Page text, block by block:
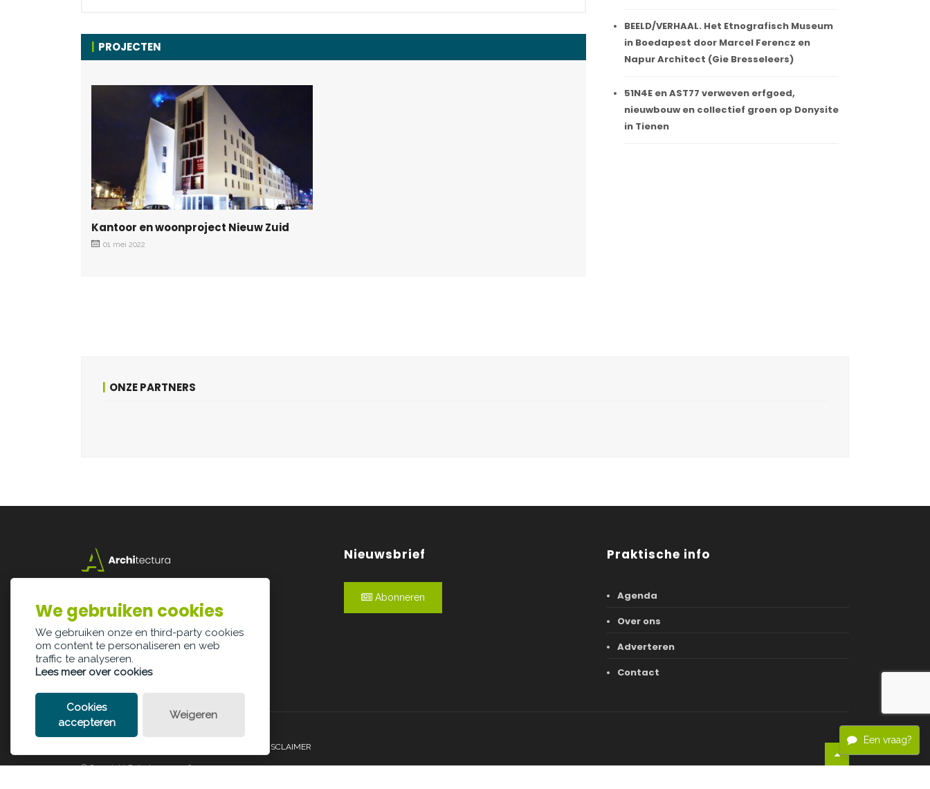
Een vraag?
PROJECTEN
Kantoor en woonproject Nieuw Zuid
01 mei 2022
BEELD/VERHAAL. Het Etnografisch Museum
in Boedapest door Marcel Ferencz en
Napur Architect (Gie Bresseleers)
51N4E en AST77 verweven erfgoed,
nieuwbouw en collectief groen op Donysite
in Tienen
ONZE PARTNERS
3500 Hasselt
info@architectura.be
Nieuwsbrief
Abonneren
Praktische info
Agenda
Over ons
Adverteren
Contact
LEGAL DISCLAIMER
© Copyright Palindroom 2026
We gebruiken cookies
We gebruiken onze en third-party cookies
om content te personaliseren en web
traffic te analyseren.
Lees meer over cookies
Cookies
accepteren
Weigeren